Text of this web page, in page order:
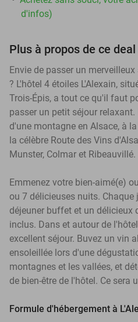
d'infos)
Plus à propos de ce deal
Envie de passer un
? L'hôtel 4 étoiles L'Alexain,
Trois-Épis, a tout ce qu'il faut
passer un petit séjour
d'une montagne en Alsace, à
la célèbre Route des Vins
Munster, Colmar et Ribeauvillé.
Emmenez votre bien-aimé(e)
ou 7 délicieuses nuits. Chaque
déjeuner buffet et un délicieux
inclus. Dans et autour de
excellent séjour. Buvez un vin
ensoleillée lors d'une
montagnes et les vallées, et
de bien-être de l'hôtel. Ce sera
Formule d'hébergement à